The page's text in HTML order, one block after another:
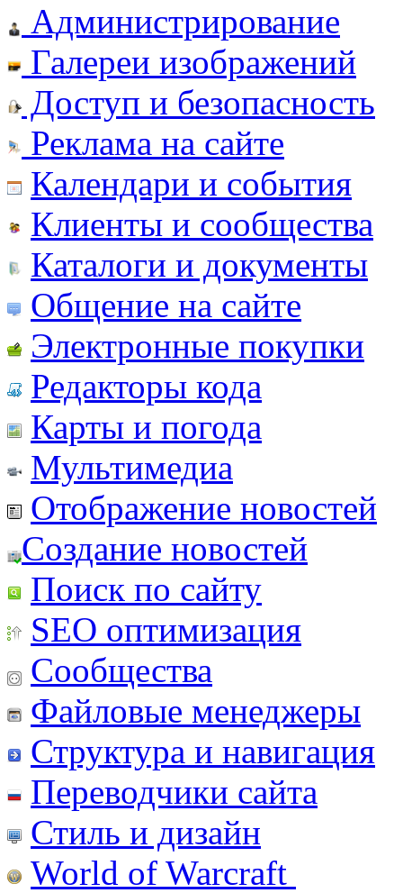
Администрирование
Галереи изображений
Доступ и безопасность
Реклама на сайте
Календари и события
Клиенты и сообщества
Каталоги и документы
Общение на сайте
Электронные покупки
Редакторы кода
Карты и погода
Мультимедиа
Отображение новостей
Создание новостей
Поиск по сайту
SEO оптимизация
Сообщества
Файловые менеджеры
Структура и навигация
Переводчики сайта
Стиль и дизайн
World of Warcraft